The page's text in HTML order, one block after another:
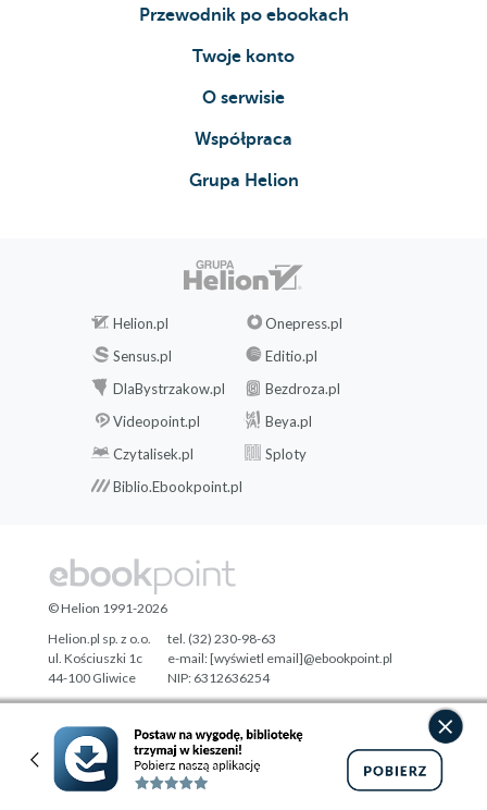
Przewodnik po ebookach
Twoje konto
O serwisie
Współpraca
Grupa Helion
Helion.pl
Onepress.pl
Sensus.pl
Editio.pl
DlaBystrzakow.pl
Bezdroza.pl
Videopoint.pl
Beya.pl
Czytalisek.pl
Sploty
Biblio.Ebookpoint.pl
Designed with ♥ byTonik.pl
© Helion 1991-2026
Helion.pl sp. z o.o.
ul. Kościuszki 1c
44-100 Gliwice
tel. (32) 230-98-63
e-mail:[wyświetl email]@ebookpoint.pl
NIP: 6312636254
Regon: 241989027
Pełna wersja strony »